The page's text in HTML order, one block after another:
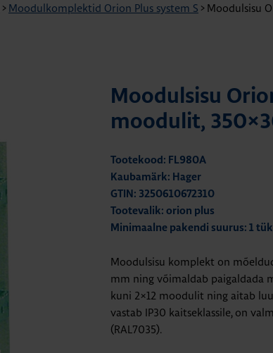
> Moodulkomplektid Orion Plus system S > Moodulsisu
Moodulsisu
moodulit,
Tootekood: FL980A
Kaubamärk: Hager
GTIN: 3250610672310
Tootevalik: orion plus
Minimaalne pakendi suurus: 1
Moodulsisu komplekt on
mm ning võimaldab paigaldada
kuni 2×12 moodulit ning aitab
vastab IP30 kaitseklassile, on
(RAL7035).